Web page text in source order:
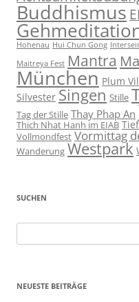
Buddhismus
Hohenau Hui Chun Gong
Maitreya Fest Mantra
München Plum
Silvester Singen Stille
Tag der Stille Thay Phap An
Thich Nhat Hanh im EIAB
Vollmondfest Vormittag
Wanderung Westpark
SUCHEN
nach:
NEUESTE BEITRÄGE